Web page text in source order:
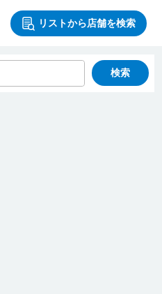
リストから店舗を検索
検索